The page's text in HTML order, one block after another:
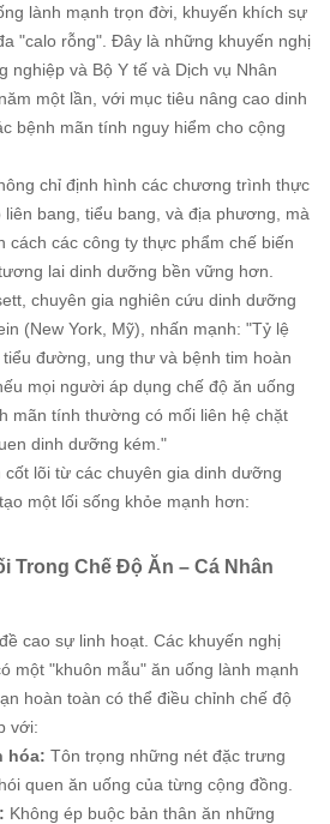
lành mạnh trọn đời, khuyến khích sự
"calo rỗng". Đây là những khuyến nghị
nghiệp và Bộ Y tế và Dịch vụ Nhân
một lần, với mục tiêu nâng cao dinh
bệnh mãn tính nguy hiểm cho cộng
chỉ định hình các chương trình thực
bang, tiểu bang, và địa phương, mà
cách các công ty thực phẩm chế biến
lai dinh dưỡng bền vững hơn.
chuyên gia nghiên cứu dinh dưỡng
(New York, Mỹ), nhấn mạnh: "Tỷ lệ
đường, ung thư và bệnh tim hoàn
mọi người áp dụng chế độ ăn uống
mãn tính thường có mối liên hệ chặt
dinh dưỡng kém."
lõi từ các chuyên gia dinh dưỡng
một lối sống khỏe mạnh hơn:
Trong Chế Độ Ăn – Cá Nhân
đề cao sự linh hoạt. Các khuyến nghị
một "khuôn mẫu" ăn uống lành mạnh
hoàn toàn có thể điều chỉnh chế độ
với:
hóa: Tôn trọng những nét đặc trưng
quen ăn uống của từng cộng đồng.
Không ép buộc bản thân ăn những